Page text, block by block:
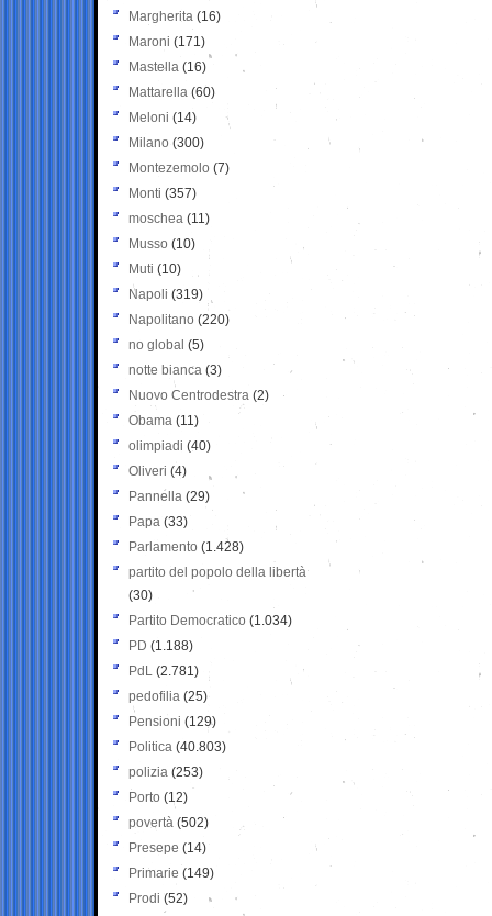
Margherita (16)
Maroni (171)
Mastella (16)
Mattarella (60)
Meloni (14)
Milano (300)
Montezemolo (7)
Monti (357)
moschea (11)
Musso (10)
Muti (10)
Napoli (319)
Napolitano (220)
no global (5)
notte bianca (3)
Nuovo Centrodestra (2)
Obama (11)
olimpiadi (40)
Oliveri (4)
Pannella (29)
Papa (33)
Parlamento (1.428)
partito del popolo della libertà
(30)
Partito Democratico (1.034)
PD (1.188)
PdL (2.781)
pedofilia (25)
Pensioni (129)
Politica (40.803)
polizia (253)
Porto (12)
povertà (502)
Presepe (14)
Primarie (149)
Prodi (52)